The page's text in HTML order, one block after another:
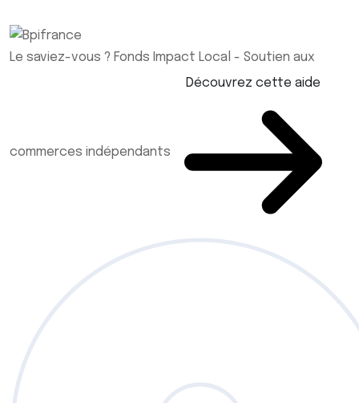
Le saviez-vous ? Fonds Impact Local - Soutien aux
commerces indépendants
Découvrez cette aide